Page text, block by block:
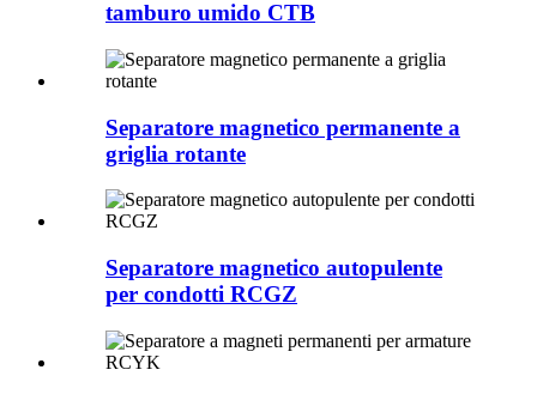
tamburo umido CTB
Separatore magnetico permanente a
griglia rotante
Separatore magnetico autopulente
per condotti RCGZ